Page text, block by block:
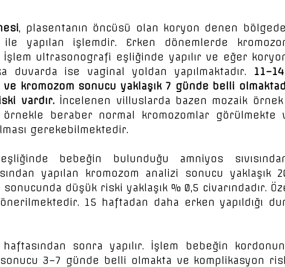
, plasentanın öncüsü olan koryon denen
ile yapılan işlemdir. Erken dönemlerde
İşlem ultrasonografi eşliğinde yapılır ve eğer
duvarda ise vaginal yoldan yapılmaktadır.
kromozom sonucu yaklaşık 7 günde belli
vardır.İncelenen villuslarda bazen mozaik
beraber normal kromozomlar görülmekte
gerekebilmektedir.
bebeğin bulunduğu amniyos
yapılan kromozom analizi sonucu yaklaşık
düşük riski yaklaşık % 0,5 civarındadır.
15 haftadan daha erken yapıldığı
sonra yapılır. İşlem bebeğin
sonucu 3–7 günde belli olmakta ve komplikasyon